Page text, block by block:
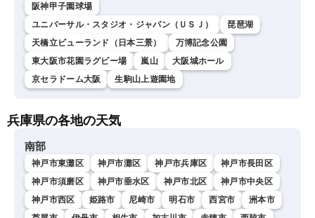
阪神甲子園球場
ユニバーサル・スタジオ・ジャパン（ＵＳＪ）
琵琶湖
天橋立ビューランド（日本三景）
万博記念公園
東大阪市花園ラグビー場
嵐山
大阪城ホール
京セラドーム大阪
生駒山上遊園地
兵庫県の各地の天気
南部
神戸市東灘区 神戸市灘区 神戸市兵庫区
神戸市長田区
神戸市須磨区
神戸市垂水区 神戸市北区
神戸市中央区
神戸市西区
姫路市 尼崎市 明石市 西宮市
洲本市